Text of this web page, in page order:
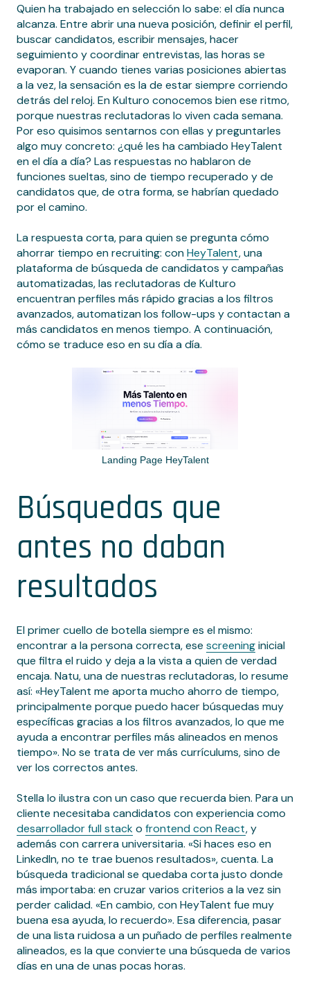
Quien ha trabajado en selección lo sabe: el día nunca
alcanza. Entre abrir una nueva posición, definir el perfil,
buscar candidatos, escribir mensajes, hacer
seguimiento y coordinar entrevistas, las horas se
evaporan. Y cuando tienes varias posiciones abiertas
a la vez, la sensación es la de estar siempre corriendo
detrás del reloj. En Kulturo conocemos bien ese ritmo,
porque nuestras reclutadoras lo viven cada semana.
Por eso quisimos sentarnos con ellas y preguntarles
algo muy concreto: ¿qué les ha cambiado HeyTalent
en el día a día? Las respuestas no hablaron de
funciones sueltas, sino de tiempo recuperado y de
candidatos que, de otra forma, se habrían quedado
por el camino.
La respuesta corta, para quien se pregunta cómo
ahorrar tiempo en recruiting: conHeyTalent, una
plataforma de búsqueda de candidatos y campañas
automatizadas, las reclutadoras de Kulturo
encuentran perfiles más rápido gracias a los filtros
avanzados, automatizan los follow-ups y contactan a
más candidatos en menos tiempo. A continuación,
cómo se traduce eso en su día a día.
Landing Page HeyTalent
Búsquedas que
antes no daban
resultados
El primer cuello de botella siempre es el mismo:
encontrar a la persona correcta, ese screeninginicial
que filtra el ruido y deja a la vista a quien de verdad
encaja. Natu, una de nuestras reclutadoras, lo resume
así: «HeyTalent me aporta mucho ahorro de tiempo,
principalmente porque puedo hacer búsquedas muy
específicas gracias a los filtros avanzados, lo que me
ayuda a encontrar perfiles más alineados en menos
tiempo». No se trata de ver más currículums, sino de
ver los correctos antes.
Stella lo ilustra con un caso que recuerda bien. Para un
cliente necesitaba candidatos con experiencia como
desarrollador full stacko frontend con React, y
además con carrera universitaria. «Si haces eso en
LinkedIn, no te trae buenos resultados», cuenta. La
búsqueda tradicional se quedaba corta justo donde
más importaba: en cruzar varios criterios a la vez sin
perder calidad. «En cambio, con HeyTalent fue muy
buena esa ayuda, lo recuerdo». Esa diferencia, pasar
de una lista ruidosa a un puñado de perfiles realmente
alineados, es la que convierte una búsqueda de varios
días en una de unas pocas horas.